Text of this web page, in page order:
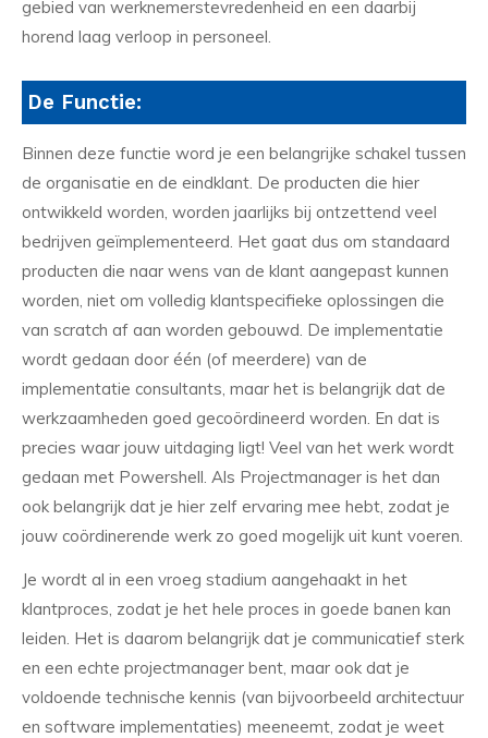
gebied van werknemerstevredenheid en een daarbij
horend laag verloop in personeel.
De Functie:
Binnen deze functie word je een belangrijke schakel tussen
de organisatie en de eindklant. De producten die hier
ontwikkeld worden, worden jaarlijks bij ontzettend veel
bedrijven geïmplementeerd. Het gaat dus om standaard
producten die naar wens van de klant aangepast kunnen
worden, niet om volledig klantspecifieke oplossingen die
van scratch af aan worden gebouwd. De implementatie
wordt gedaan door één (of meerdere) van de
implementatie consultants, maar het is belangrijk dat de
werkzaamheden goed gecoördineerd worden. En dat is
precies waar jouw uitdaging ligt! Veel van het werk wordt
gedaan met Powershell. Als Projectmanager is het dan
ook belangrijk dat je hier zelf ervaring mee hebt, zodat je
jouw coördinerende werk zo goed mogelijk uit kunt voeren.
Je wordt al in een vroeg stadium aangehaakt in het
klantproces, zodat je het hele proces in goede banen kan
leiden. Het is daarom belangrijk dat je communicatief sterk
en een echte projectmanager bent, maar ook dat je
voldoende technische kennis (van bijvoorbeeld architectuur
en software implementaties) meeneemt, zodat je weet